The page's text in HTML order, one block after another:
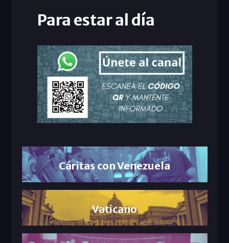
Para estar al día
Cáritas con Venezuela
Vaticano